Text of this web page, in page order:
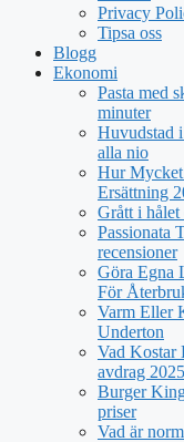
Privacy
Tipsa oss
Blogg
Ekonomi
Pasta med
minuter
Huvudstad
alla nio
Hur Mycket
Ersättning
Grått i hålet
Passionata
recensioner
Göra Egna
För
Varm Eller
Underton
Vad Kostar
avdrag 2025
Burger
priser
Vad är